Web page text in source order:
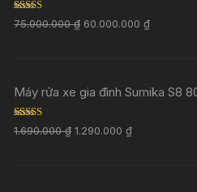
Rated5.00
out of 5
75.000.000₫ 60.000.000₫
Máy rửa xe gia đình Sumika S8
Rated 5.00
out of 5
1.690.000₫ 1.290.000₫